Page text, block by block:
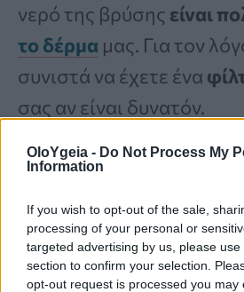
OloYgeia - Do Not Process My
Information
If you wish to opt-out of the sale,
processing of your personal or
targeted advertising by us, please
section to confirm your selection.
opt-out request is processed you may
νερό της βρύσης είναι
το δέρμα μας. Για τον
συνιστά να έχετε ένα
σας αν είναι δυνατόν.
6. Αντιβιοτικά
«Τα αντιβιοτικά
προβλήματα στο δέρμα
αποκαλύπτει ο Δρ.